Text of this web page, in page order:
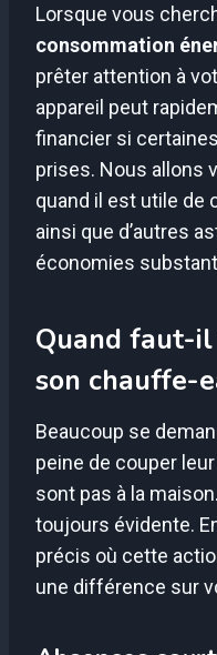
Lorsque vous
consommation
prêter attention à
appareil peut
financier si
prises. Nous allons
quand il est utile de
ainsi que d’autres
économies
Quand faut-
son chauffe-
Beaucoup se
peine de couper
sont pas à la
toujours évidente.
précis où cette
une différence sur